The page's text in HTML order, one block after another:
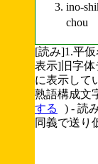
ino-
chou
[読み]1.平
表示]旧字
に表示して
熟語構成文
する
) - 読
同義で送り